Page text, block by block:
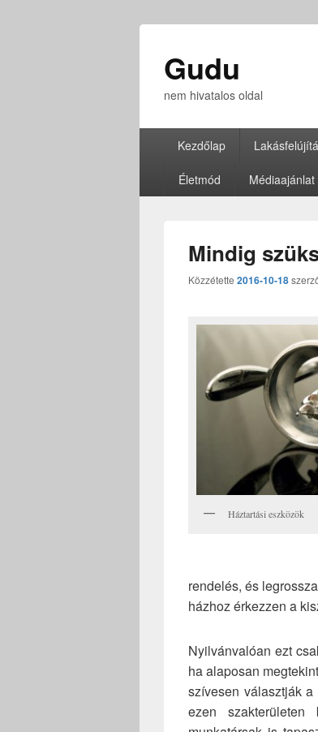
Gudu
nem hivatalos oldal
Kezdőlap
Életmód Médiaajánlat
Mindig
Közzétette 2016-10-18
Háztartási eszközök
rendelés, és
házhoz érkezzen a
Nyilvánvalóan ezt
ha alaposan
szívesen választják
ezen